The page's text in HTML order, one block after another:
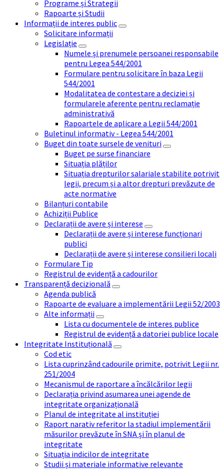
Programe și Strategii
Rapoarte și Studii
Informații de interes public
Solicitare informații
Legislație
Numele și prenumele persoanei responsabile
pentru Legea 544/2001
Formulare pentru solicitare în baza Legii
544/2001
Modalitatea de contestare a deciziei și
formularele aferente pentru reclamație
administrativă
Rapoartele de aplicare a Legii 544/2001
Buletinul informativ - Legea 544/2001
Buget din toate sursele de venituri
Buget pe surse financiare
Situația plăților
Situația drepturilor salariale stabilite potrivit
legii, precum și a altor drepturi prevăzute de
acte normative
Bilanțuri contabile
Achiziții Publice
Declarații de avere și interese
Declarații de avere și interese funcționari
publici
Declarații de avere și interese consilieri locali
Formulare Tip
Registrul de evidență a cadourilor
Transparență decizională
Agenda publică
Rapoarte de evaluare a implementării Legii 52/2003
Alte informații
Lista cu documentele de interes publice
Registrul de evidență a datoriei publice locale
Integritate Instituțională
Cod etic
Lista cuprinzând cadourile primite, potrivit Legii nr.
251/2004
Mecanismul de raportare a încălcărilor legii
Declarația privind asumarea unei agende de
integritate organizațională
Planul de integritate al instituției
Raport narativ referitor la stadiul implementării
măsurilor prevăzute în SNA și în planul de
integritate
Situația indicilor de integritate
Studii și materiale informative relevante